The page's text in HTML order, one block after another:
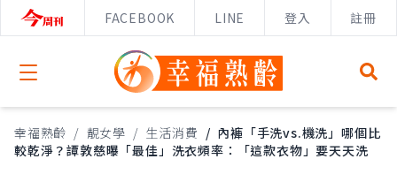
FACEBOOK LINE 登入 註冊
Open menu
幸福熟齡 / 靚女學 / 生活消費 / 內褲「手洗vs.機洗」哪個比
較乾淨？譚敦慈曝「最佳」洗衣頻率：「這款衣物」要天天洗